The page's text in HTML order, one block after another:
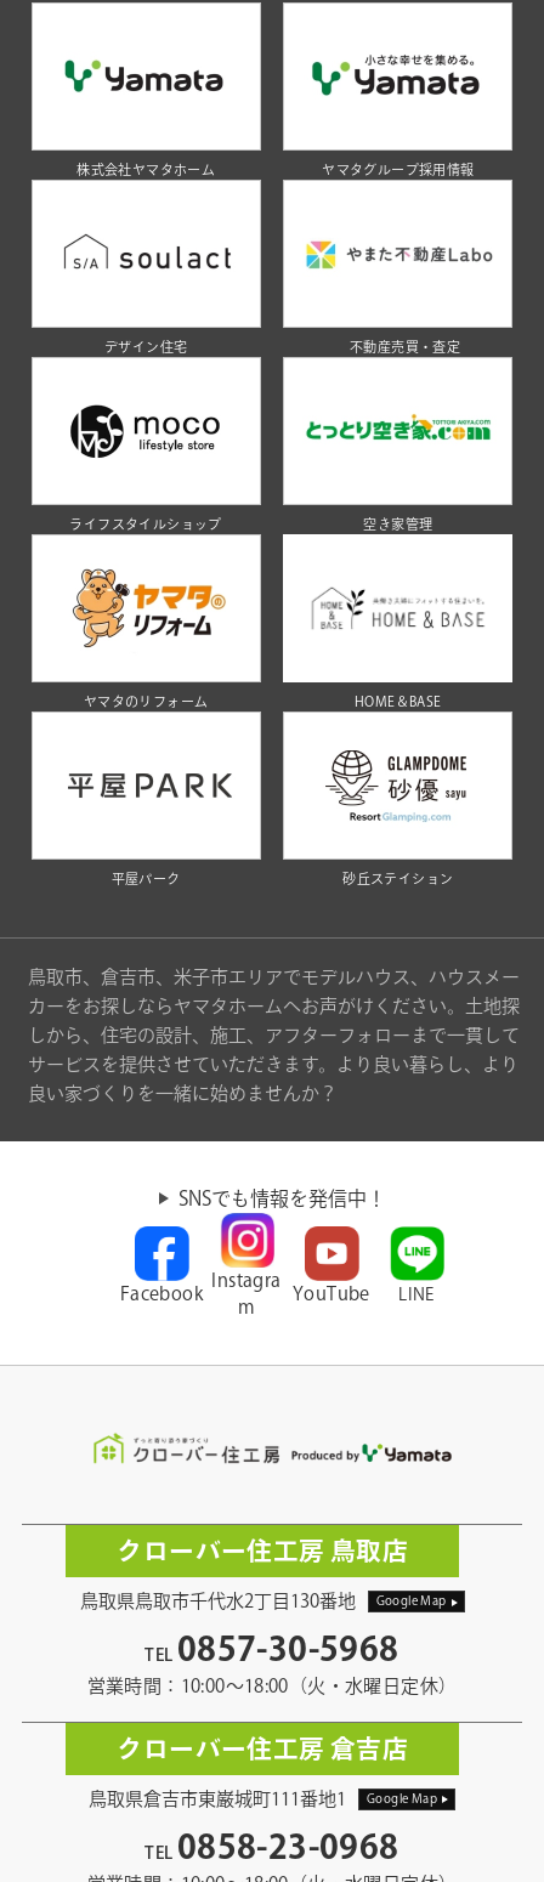
株式会社ヤマタホーム ヤマタグループ採用情報
デザイン住宅 不動産売買・査定
ライフスタイルショップ 空き家管理
ヤマタのリフォーム HOME＆BASE
平屋パーク 砂丘ステイション
鳥取市、倉吉市、米子市エリアでモデルハウス、ハウスメー
カーをお探しならヤマタホームへお声がけください。土地探
しから、住宅の設計、施工、アフターフォローまで一貫して
サービスを提供させていただきます。より良い暮らし、より
良い家づくりを一緒に始めませんか？
SNSでも情報を発信中！
Facebook
Instagra
m
YouTube LINE
クローバー住工房 鳥取店
鳥取県鳥取市千代水2丁目130番地 Google Map
TEL 0857-30-5968
営業時間：10:00〜18:00（火・水曜日定休）
クローバー住工房 倉吉店
鳥取県倉吉市東巌城町111番地1 Google Map
TEL 0858-23-0968